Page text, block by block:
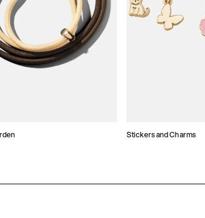
Stickers and Charms